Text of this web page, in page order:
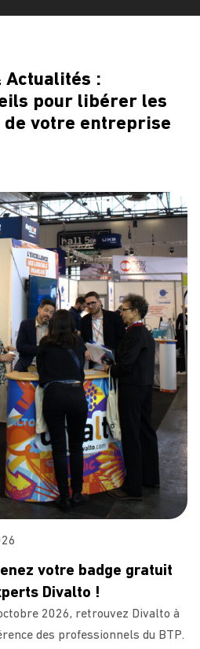
Actualités :
pour libérer les
votre entreprise
votre badge gratuit
Divalto !
2026, retrouvez Divalto à
des professionnels du BTP.